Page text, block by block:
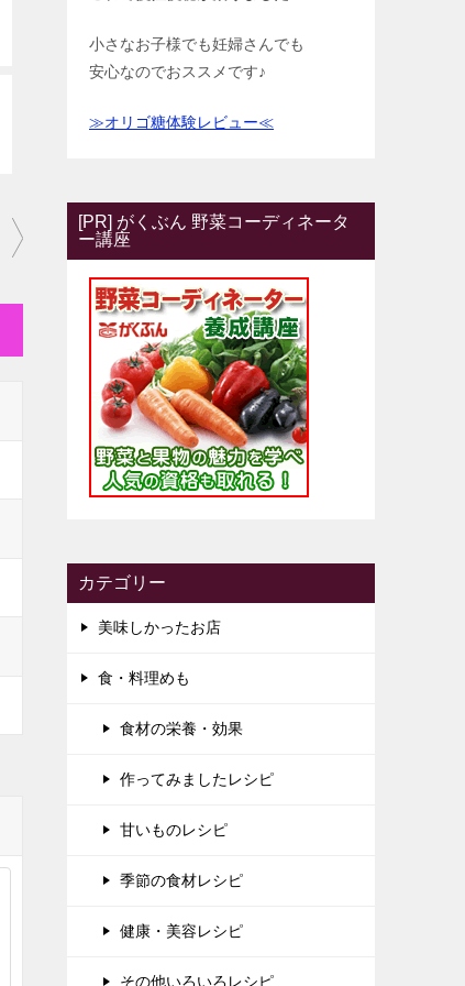
小さなお子様でも妊婦さんでも
安心なのでおススメです♪
≫オリゴ糖体験レビュー≪
[PR] がくぶん 野菜コーディネータ
ー講座
カテゴリー
美味しかったお店
食・料理めも
食材の栄養・効果
作ってみましたレシピ
甘いものレシピ
季節の食材レシピ
健康・美容レシピ
その他いろいろレシピ